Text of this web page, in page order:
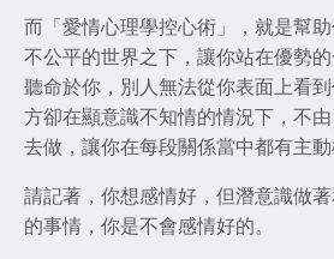
而「愛情心理學控心術」，就是幫
不公平的世界之下，讓你站在優勢
聽命於你，別人無法從你表面上看
方卻在顯意識不知情的情況下，不
去做，讓你在每段關係當中都有主動
請記著，你想感情好，但潛意識做
的事情，你是不會感情好的。